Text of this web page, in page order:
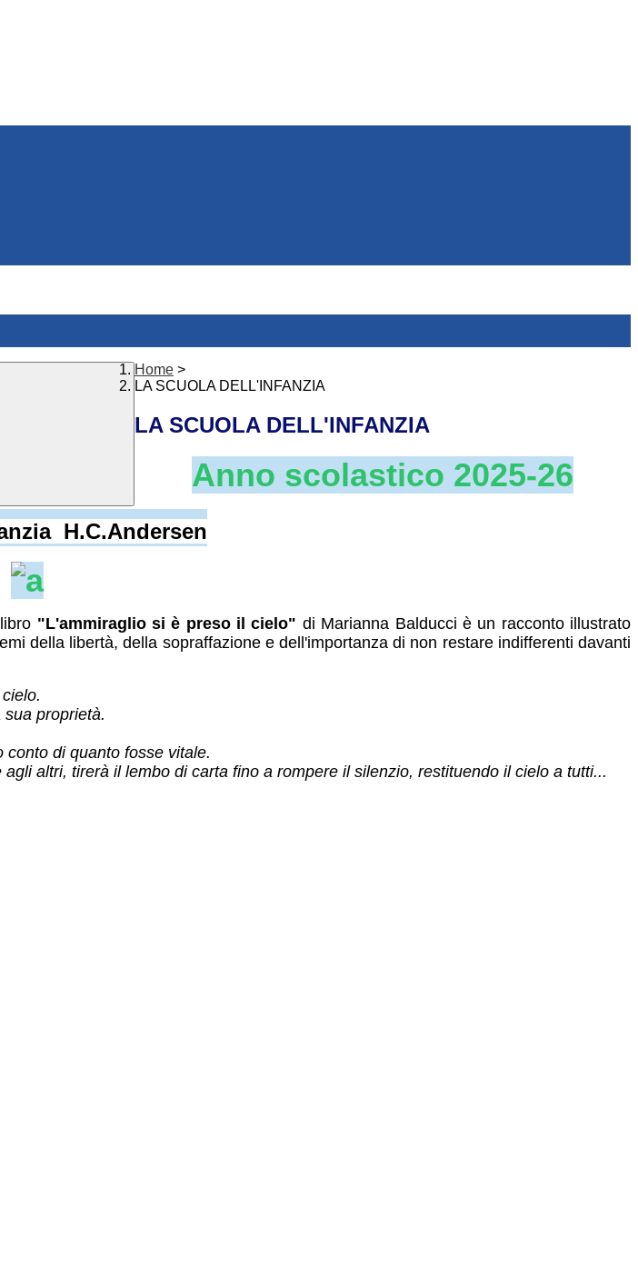
Home >
LA SCUOLA DELL'INFANZIA
LA SCUOLA DELL'INFANZIA
Anno scolastico 2025-26
H.C.Andersen
"L'ammiraglio si è preso il cielo" di Marianna Balducci è un racconto illustrato
della libertà, della sopraffazione e dell'importanza di non restare indifferenti davanti
proprietà.
di quanto fosse vitale.
altri, tirerà il lembo di carta fino a rompere il silenzio, restituendo il cielo a tutti...